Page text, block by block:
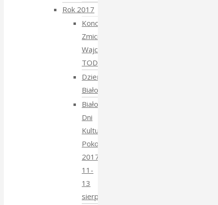
Rok 2017
Koncert
Zmiciera
Wajciuszkiewicza
TODARA
Dzień
Białoruski
Białowieskie
Dni
Kultury
Pokoju
2017
11-
13
sierpnia